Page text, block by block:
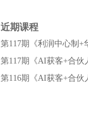
近期课程
第117期《利润中心制
第117期《AI获客+合伙
第116期《AI获客+合伙